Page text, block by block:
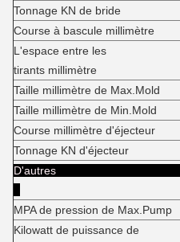
Tonnage KN de bride
Course à bascule millimètre
L'espace entre les
tirants millimètre
Taille millimètre de Max.Mold
Taille millimètre de Min.Mold
Course millimètre d'éjecteur
Tonnage KN d'éjecteur
D'autres
MPA de pression de Max.Pump
Kilowatt de puissance de